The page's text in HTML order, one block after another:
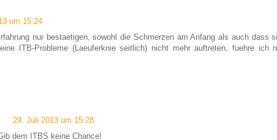
um 15:24
nur bestaetigen, sowohl die Schmerzen am Anfang als auch dass
ITB-Probleme (Laeuferknie seitlich) nicht mehr auftreten, fuehre ich
29. Juli 2013 um 15:28
dem ITBS keine Chance!